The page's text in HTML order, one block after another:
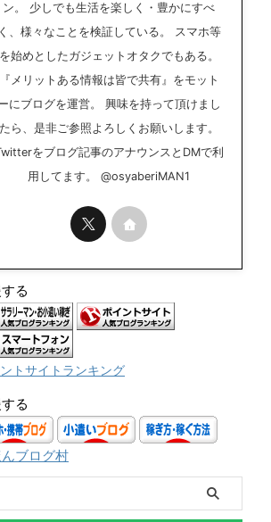
ン。 少しでも生活を楽しく・豊かにすべ
く、様々なことを検証している。 スマホ等
を始めとしたガジェットオタクでもある。
『メリットある情報は皆で共有』をモット
にブログを運営。 興味を持って頂けまし
たら、是非ご参照よろしくお願いします。
をブログ記事のアナウンスとDMで利
用してます。 @osyaberiMAN1
る
トサイトランキング
る
ブログ村